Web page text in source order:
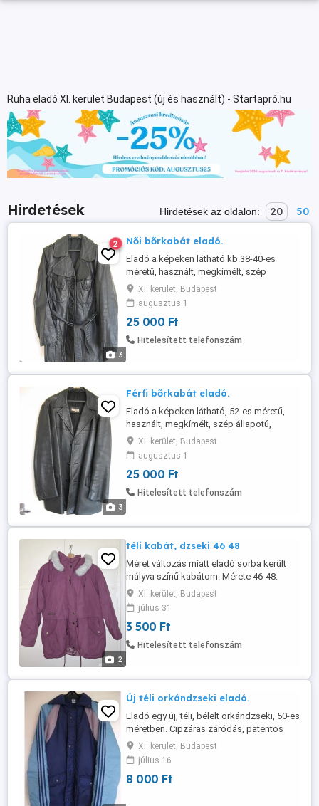
Ruha eladó XI. kerület Budapest (új és használt) - Startapró.hu
Hirdetések Hirdetések az oldalon: 20 50
3
2 Női bőrkabát eladó.
Eladó a képeken látható kb.38-40-es
méretű, használt, megkímélt, szép
állapotú, fekete, női, combközépig érő,
öves, magyar, szép kidolgozású,
sertésbőr kabát. Személyes átvétellel a
11. kerületben.
XI. kerület, Budapest
augusztus 1
25 000 Ft
Hitelesített telefonszám
3
Férfi bőrkabát eladó.
Eladó a képeken látható, 52-es méretű,
használt, megkímélt, szép állapotú,
fekete, férfi zakó fazonú, egyiptomi
bőrkabát. Személyes átvétellel a 11.
kerületben.
XI. kerület, Budapest
augusztus 1
25 000 Ft
Hitelesített telefonszám
2
téli kabát, dzseki 46 48
Méret változás miatt eladó sorba került
mályva színű kabátom. Mérete 46-48.
Levehető szőrmés kapucnija van, sok
hasznosan használható zsebe. Derékban
behúzható ha inkább szereted a forma
tartást. Bélelt téli kabát, keveset volt
használva. Jó vétel. Méretei: hossza 80
XI. kerület, Budapest
július 31
3 500 Ft
Hitelesített telefonszám
Új téli orkándzseki eladó.
Eladó egy új, téli, bélelt orkándzseki, 50-es
méretben. Cipzáras záródás, patentos
fedővel. Telefon +36 20 525 9952.
XI. kerület, Budapest
július 16
8 000 Ft